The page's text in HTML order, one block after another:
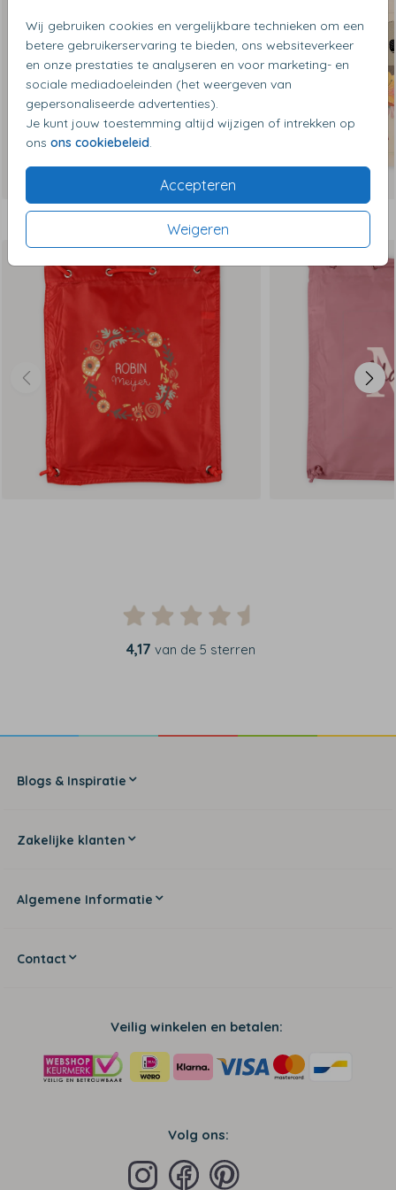
Wij gebruiken cookies en vergelijkbare technieken om een
betere gebruikerservaring te bieden, ons websiteverkeer
en onze prestaties te analyseren en voor marketing- en
sociale mediadoeleinden (het weergeven van
gepersonaliseerde advertenties).
Je kunt jouw toestemming altijd wijzigen of intrekken op
ons ons cookiebeleid
Accepteren
Weigeren
Dit vind je misschien ook leuk
Op diverse kleuren
4,17 van de 5 sterren
Blogs & Inspiratie
Zakelijke klanten
Algemene Informatie
Contact
Veilig winkelen en betalen:
Volg ons: